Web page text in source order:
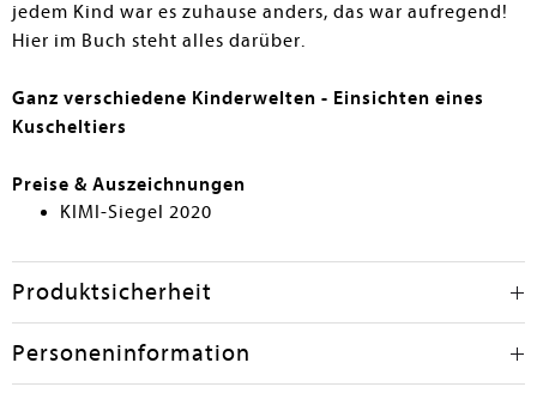
Birgit Karnbach
jedem Kind war es zuhause anders, das war aufregend!
Hier im Buch steht alles darüber.
Ganz verschiedene Kinderwelten - Einsichten eines
Kuscheltiers
Preise & Auszeichnungen
KIMI-Siegel 2020
Produktsicherheit
Personeninformation